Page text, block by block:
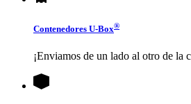
Contenedores U-Box®
¡Enviamos de un lado al otro de la